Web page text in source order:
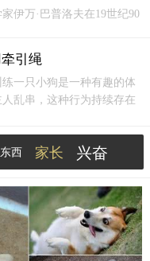
伊万·巴普洛夫在19世纪90
称为条件反射。在巴普洛
做这个试验早期失败的经
本来想 训练狗的他，被狗
引绳
一只小狗是一种有趣的体
乱串，这种行为持续存在
不会。训练小狗使用牵引
。
西 家长 兴奋